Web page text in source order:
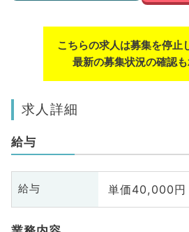
こちらの求人は募集を停止
最新の募集状況の確認も
求人詳細
給与
給与 単価40,000円